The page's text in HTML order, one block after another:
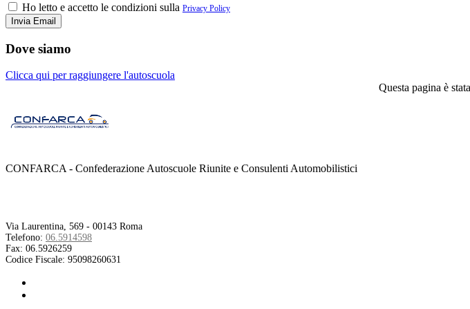
Ho letto e accetto le condizioni sulla Privacy Policy
Dove siamo
Clicca qui per raggiungere l'autoscuola
Questa pagina è
CONFARCA - Confederazione Autoscuole Riunite e Consulenti Automobilistici
Via Laurentina, 569 - 00143 Roma
Telefono: 06.5914598
Fax: 06.5926259
Codice Fiscale: 95098260631